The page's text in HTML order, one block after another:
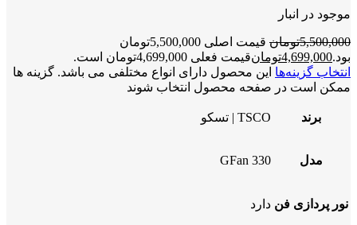
موجود در انبار
5,500,000تومان
قیمت اصلی 5,500,000تومان
بود.4,699,000تومانقیمت فعلی 4,699,000تومان است.
انتخاب گزینه‌ها این محصول دارای انواع مختلفی می باشد. گزینه ها
ممکن است در صفحه محصول انتخاب شوند
برند TSCO | تسکو
مدل GFan 330
نور پردازی فن دارد